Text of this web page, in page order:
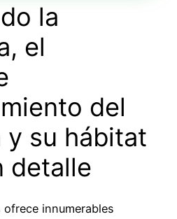
la
el
del
su hábitat
detalle
innumerables